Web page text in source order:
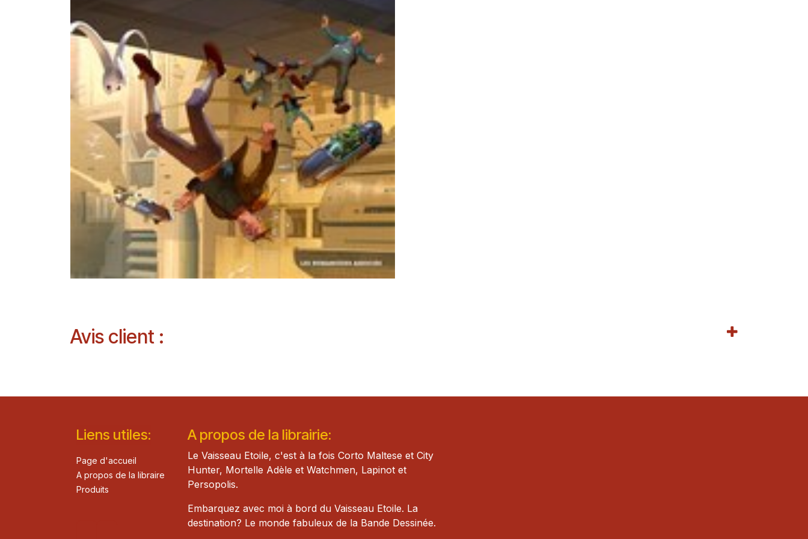
Avis client :
Lie​ns utiles:
Page d'accueil
A propos de la libraire
Produits
A propos de la librairie:
Le Vaisseau Etoile, c'est à la fois Corto Maltese et City
Hunter, Mortelle Adèle et Watch​men, Lapinot et
Persopolis.
Embarquez avec moi à bord du Vaisseau Etoile. La
destination? Le monde fabuleux de la Bande Dessinée.